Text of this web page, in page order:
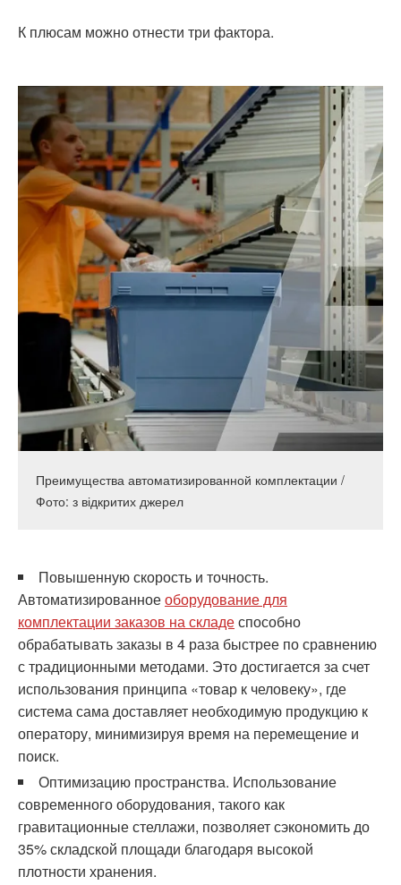
К плюсам можно отнести три фактора.
Преимущества автоматизированной комплектации /
Фото: з відкритих джерел
Повышенную скорость и точность.
Автоматизированноеоборудование для
комплектации заказов на складеспособно
обрабатывать заказы в 4 раза быстрее по сравнению
с традиционными методами. Это достигается за счет
использования принципа «товар к человеку», где
система сама доставляет необходимую продукцию к
оператору, минимизируя время на перемещение и
поиск.
Оптимизацию пространства. Использование
современного оборудования, такого как
гравитационные стеллажи, позволяет сэкономить до
35% складской площади благодаря высокой
плотности хранения.